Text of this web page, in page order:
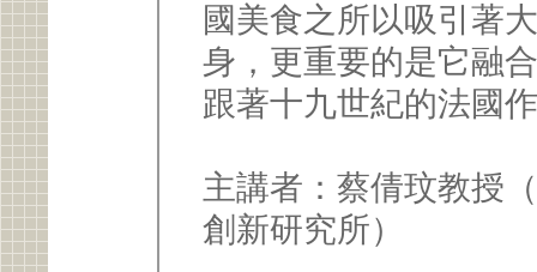
國美食之所以吸引著
身，更重要的是它融
跟著十九世紀的法國
主講者：蔡倩玟教授
創新研究所）